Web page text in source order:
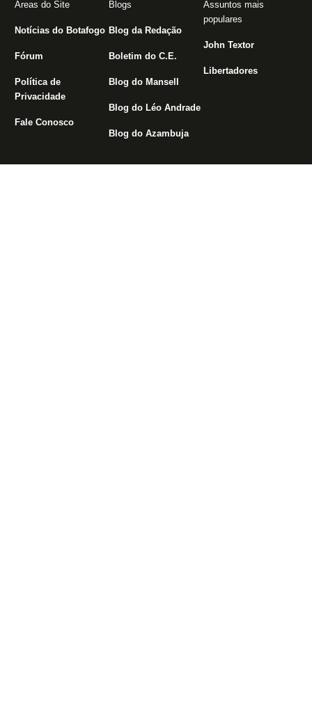
Áreas do Site
Notícias do Botafogo
Fórum
Política de
Privacidade
Fale Conosco
Blogs
Blog da Redação
Boletim do C.E.
Blog do Mansell
Blog do Léo Andrade
Blog do Azambuja
Assuntos mais
populares
John Textor
Libertadores